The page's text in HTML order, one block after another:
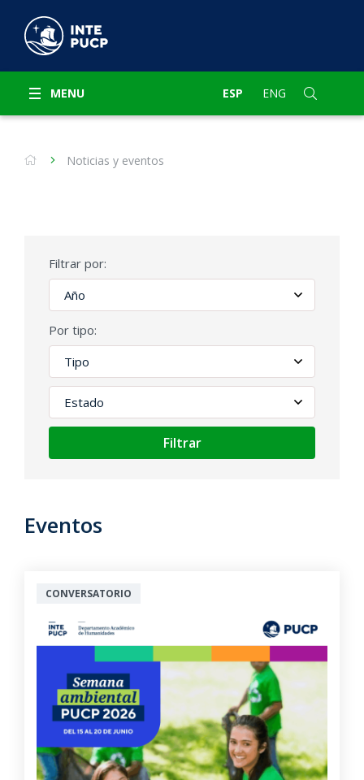
MENU ESP ENG
Noticias y eventos
Filtrar por:
Por tipo:
Filtrar
Eventos
CONVERSATORIO